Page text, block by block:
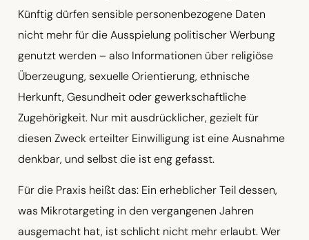
Künftig dürfen sensible personenbezogene Daten
nicht mehr für die Ausspielung politischer Werbung
genutzt werden – also Informationen über religiöse
Überzeugung, sexuelle Orientierung, ethnische
Herkunft, Gesundheit oder gewerkschaftliche
Zugehörigkeit. Nur mit ausdrücklicher, gezielt für
diesen Zweck erteilter Einwilligung ist eine Ausnahme
denkbar, und selbst die ist eng gefasst.
Für die Praxis heißt das: Ein erheblicher Teil dessen,
was Mikrotargeting in den vergangenen Jahren
ausgemacht hat, ist schlicht nicht mehr erlaubt. Wer